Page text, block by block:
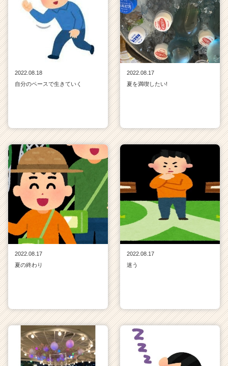
2022.08.18
自分のペースで生きていく
2022.08.17
夏を満喫したい!
2022.08.17
夏の終わり
2022.08.17
迷う